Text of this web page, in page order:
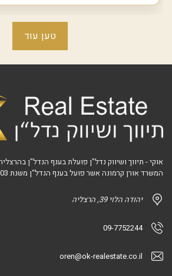
טען עוד
אוקי - תיווך ושיווק נדל"ן פועלת בענף הנדל"ן
המשרד אורן קרמונה אשר פועל בענף הנדל“ן משנת 2003
יהודה הלוי 39, הרצליה
09-7752244
oren@ok-realestate.co.il